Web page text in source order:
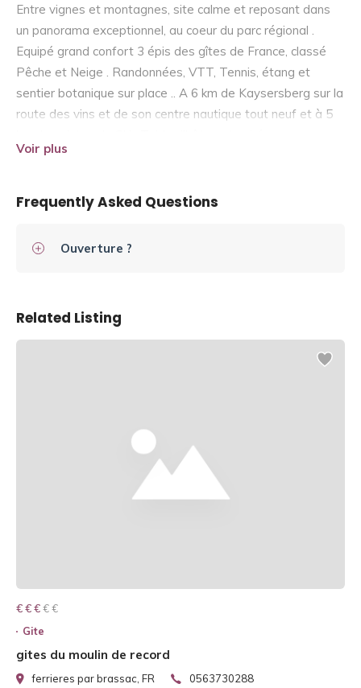
Entre vignes et montagnes, site calme et reposant dans
un panorama exceptionnel, au coeur du parc régional .
Equipé grand confort 3 épis des gîtes de France, classé
Pêche et Neige . Randonnées, VTT, Tennis, étang et
sentier botanique sur place .. A 6 km de Kaysersberg sur la
route des vins et de son centre nautique tout neuf et à 5
gastronomiques Alsaciennes ainsi que petits déjeuner
Voir plus
Frequently Asked Questions
Ouverture ?
Related Listing
€ € € € €
€ € €
Gite
gites du moulin de record
ferrieres par brassac, FR 0563730288